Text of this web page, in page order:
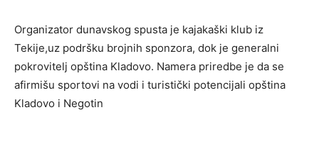
Organizator dunavskog spusta je kajakaški klub iz
Tekije,uz podršku brojnih sponzora, dok je generalni
pokrovitelj opština Kladovo. Namera priredbe je da se
afirmišu sportovi na vodi i turistički potencijali opština
Kladovo i Negotin